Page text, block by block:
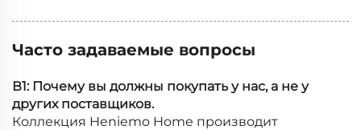
Часто задаваемые вопросы
В1: Почему вы должны покупать у нас, а не у
других поставщиков.
Коллекция Heniemo Home производит